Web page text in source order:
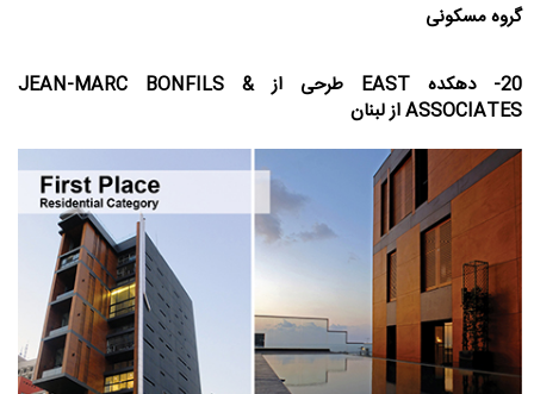
گروه مسکونی
20- دهکده EAST طرحی از JEAN-MARC BONFILS &
ASSOCIATES از لبنان